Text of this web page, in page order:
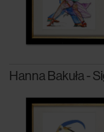
Hanna Bakuła -